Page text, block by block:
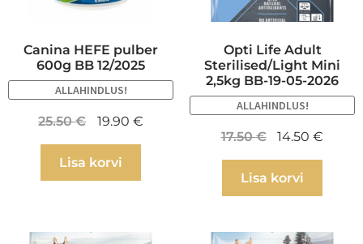
Canina HEFE pulber
600g BB 12/2025
ALLAHINDLUS!
25.50€ 19.90 €
Lisa korvi
Opti Life Adult
Sterilised/Light Mini
2,5kg BB-19-05-2026
ALLAHINDLUS!
17.50€ 14.50€
Lisa korvi